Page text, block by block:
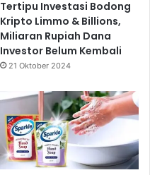
Tertipu Investasi Bodong
Kripto Limmo & Billions,
Miliaran Rupiah Dana
Investor Belum Kembali
21 Oktober 2024